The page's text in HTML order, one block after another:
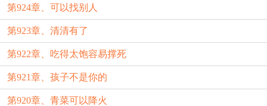
第924章、可以找别人
第923章、清清有了
第922章、吃得太饱容易撑死
第921章、孩子不是你的
第920章、青菜可以降火